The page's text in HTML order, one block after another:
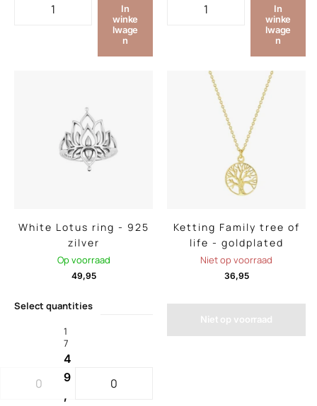
In
winke
lwage
n
In
winke
lwage
n
White Lotus ring - 925
zilver
Op voorraad
49,95
Select quantities
1
7
4
9
,
Ketting Family tree of
life - goldplated
Niet op voorraad
36,95
Niet op voorraad